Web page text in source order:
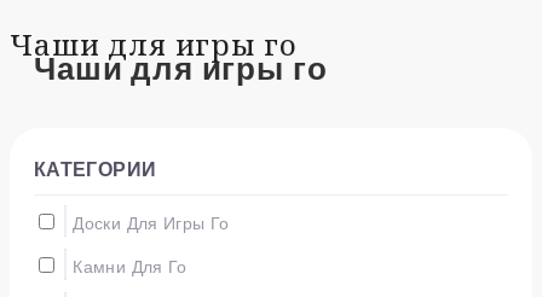
Чаши для игры го
Чаши для игры го
КАТЕГОРИИ
Доски Для Игры Го
Камни Для Го